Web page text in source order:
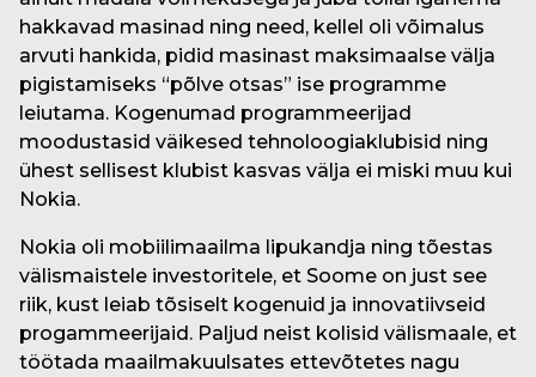
hakkavad masinad ning need, kellel oli võimalus
arvuti hankida, pidid masinast maksimaalse välja
pigistamiseks “põlve otsas” ise programme
leiutama. Kogenumad programmeerijad
moodustasid väikesed tehnoloogiaklubisid ning
ühest sellisest klubist kasvas välja ei miski muu kui
Nokia.
Nokia oli mobiilimaailma lipukandja ning tõestas
välismaistele investoritele, et Soome on just see
riik, kust leiab tõsiselt kogenuid ja innovatiivseid
progammeerijaid. Paljud neist kolisid välismaale, et
töötada maailmakuulsates ettevõtetes nagu